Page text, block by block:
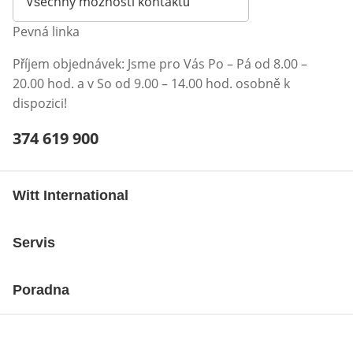
Pevná linka
Příjem objednávek: Jsme pro Vás Po – Pá od 8.00 –
20.00 hod. a v So od 9.00 – 14.00 hod. osobně k
dispozici!
Telefonní číslo:
374 619 900
Witt International
Servis
Poradna